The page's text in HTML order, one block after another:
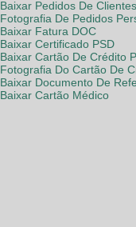
Baixar Pedidos De
Fotografia De Pedidos
Baixar Fatura DOC
Baixar Certificado PSD
Baixar Cartão De Crédito
Fotografia Do Cartão De
Baixar Documento De
Baixar Cartão Médico